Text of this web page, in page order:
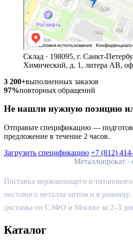
Склад · 198095, г. Санкт-
Химический, д. 1, литера АВ,
3 200+выполненных заказов
97%повторных обращений
Не нашли нужную позицию
Отправьте спецификацию —
предложение в течение 2 часов.
Загрузить спецификацию +7 (812)
Металлопрокат ·
Поставка нержавеющего и
листового металла оптом и в розницу.
доставка по СЗФО и Москве за 2–3
Каталог